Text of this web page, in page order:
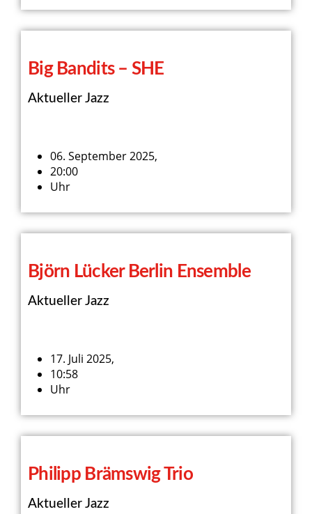
Big Bandits – SHE
Aktueller Jazz
06. September 2025,
20:00
Uhr
Björn Lücker Berlin Ensemble
Aktueller Jazz
17. Juli 2025,
10:58
Uhr
Philipp Brämswig Trio
Aktueller Jazz